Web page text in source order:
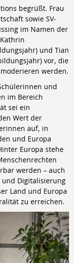
in
in
in
begrüßt. Frau
sowie SV-
im Namen der
und Tian
vor, die
werden.
und
im Bereich
sei ein
Wert der
auf, in
und Europa
Europa stehe
werden – auch
Digitalisierung
Land und Europa
zu erreichen.